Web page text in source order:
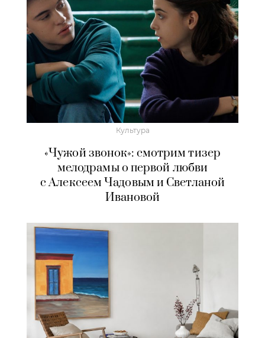
Культура
«Чужой звонок»: смотрим тизер
мелодрамы о первой любви
с Алексеем Чадовым и Светланой
Ивановой